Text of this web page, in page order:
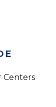
Centers